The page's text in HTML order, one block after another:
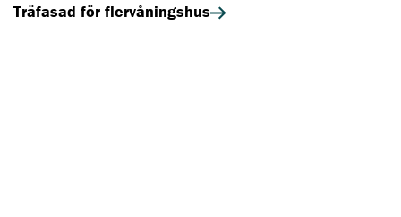
Träfasad för flervåningshus